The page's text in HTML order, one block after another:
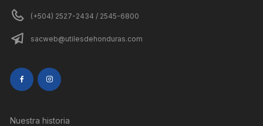
(+504) 2527-2434 / 2545-6800
sacweb@utilesdehonduras.com
Nuestra historia